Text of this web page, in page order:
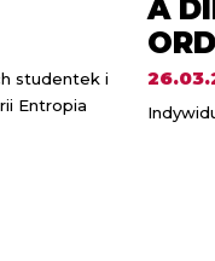
studentek i
Entropia
A